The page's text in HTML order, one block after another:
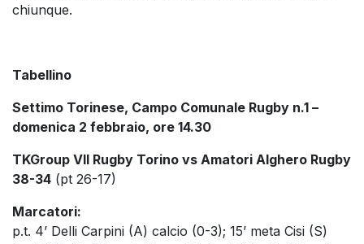
chiunque.
Tabellino
Settimo Torinese, Campo Comunale Rugby n.1 –
domenica 2 febbraio, ore 14.30
TKGroup VII Rugby Torino vs Amatori Alghero Rugby
38-34 (pt 26-17)
Marcatori:
p.t. 4’ Delli Carpini (A) calcio (0-3); 15’ meta Cisi (S)